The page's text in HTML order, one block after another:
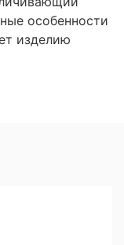
особенности
изделию